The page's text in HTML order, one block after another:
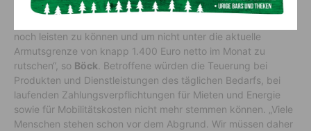
unverschämte Forderung sind, sondern bitter benötigt
noch leisten zu können und um nicht unter die aktuelle
Armutsgrenze von knapp 1.400 Euro netto im Monat zu
rutschen“, so Böck . Betroffene würden die Teuerung bei
Produkten und Dienstleistungen des täglichen Bedarfs, bei
laufenden Zahlungsverpflichtungen für Mieten und Energie
sowie für Mobilitätskosten nicht mehr stemmen können. „Viele
Menschen stehen schon vor dem Abgrund. Wir müssen daher